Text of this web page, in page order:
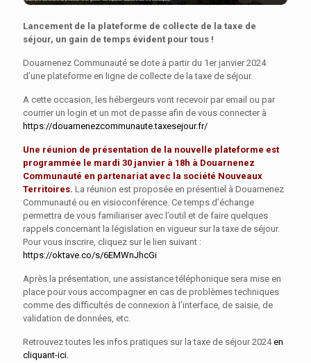
Lancement de la plateforme de collecte de la taxe de
séjour, un gain de temps évident pour tous !
Douarnenez Communauté se dote à partir du 1er janvier 2024
d’une plateforme en ligne de collecte de la taxe de séjour.
A cette occasion, les hébergeurs vont recevoir par email ou par
courrier un login et un mot de passe afin de vous connecter à
https://douarnenezcommunaute.taxesejour.fr/
Une réunion de présentation de la nouvelle plateforme est
programmée le mardi 30 janvier à 18h à Douarnenez
Communauté en partenariat avec la société Nouveaux
Territoires. La réunion est proposée en présentiel à Douarnenez
Communauté ou en visioconférence. Ce temps d’échange
permettra de vous familiariser avec l’outil et de faire quelques
rappels concernant la législation en vigueur sur la taxe de séjour.
Pour vous inscrire, cliquez sur le lien suivant :
https://oktave.co/s/6EMWnJhcGi
Après la présentation, une assistance téléphonique sera mise en
place pour vous accompagner en cas de problèmes techniques
comme des difficultés de connexion à l’interface, de saisie, de
validation de données, etc.
Retrouvez toutes les infos pratiques sur la taxe de séjour 2024en
cliquant-ici.